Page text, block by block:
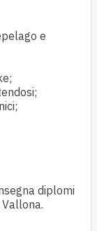
e
diplomi